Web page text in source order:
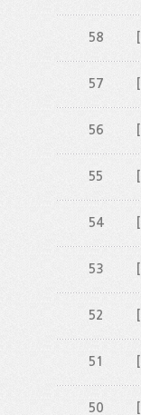
58
57
56
55
54
53
52
51
50